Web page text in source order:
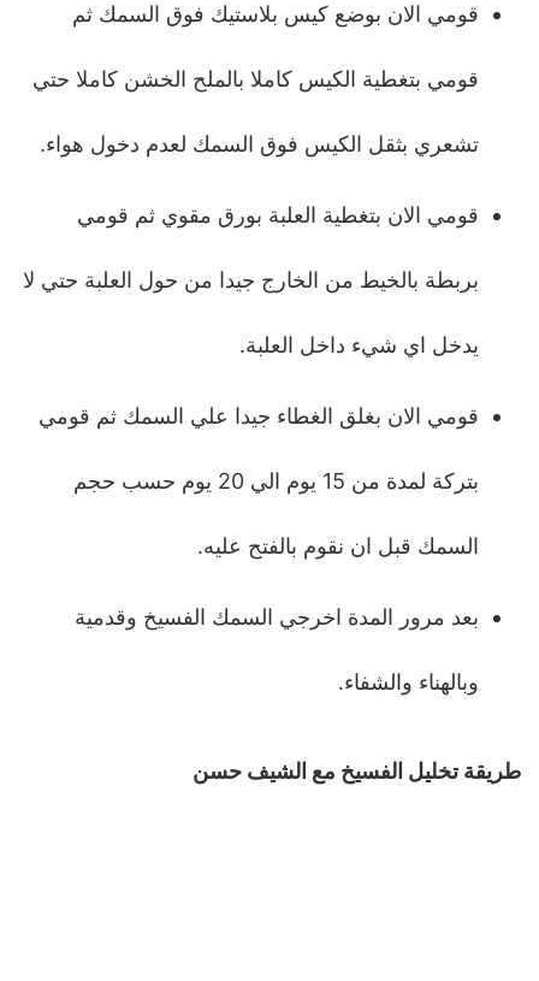
قومي الان بوضع كيس بلاستيك فوق السمك ثم
قومي بتغطية الكيس كاملا بالملح الخشن كاملا حتي
تشعري بثقل الكيس فوق السمك لعدم دخول هواء.
قومي الان بتغطية العلبة بورق مقوي ثم قومي
بربطة بالخيط من الخارج جيدا من حول العلبة حتي لا
يدخل اي شيء داخل العلبة.
قومي الان بغلق الغطاء جيدا علي السمك ثم قومي
بتركة لمدة من 15 يوم الي 20 يوم حسب حجم
السمك قبل ان نقوم بالفتح عليه.
بعد مرور المدة اخرجي السمك الفسيخ وقدمية
وبالهناء والشفاء.
طريقة تخليل الفسيخ مع الشيف حسن